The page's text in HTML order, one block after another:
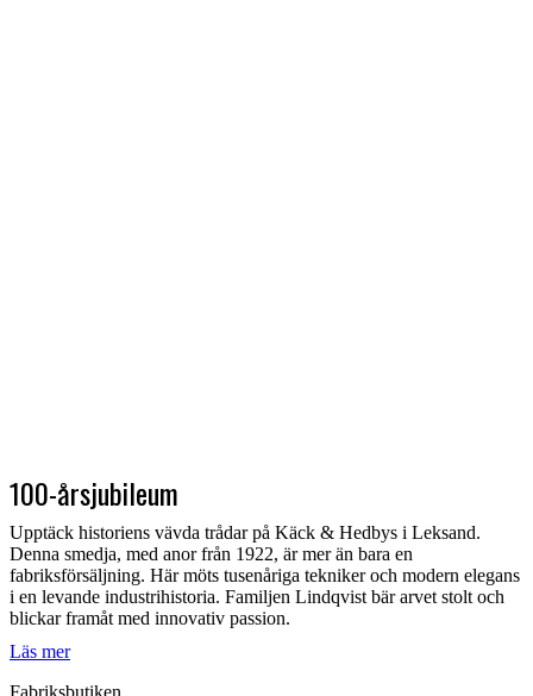
100-årsjubileum
Upptäck historiens vävda trådar på Käck & Hedbys i Leksand.
Denna smedja, med anor från 1922, är mer än bara en
fabriksförsäljning. Här möts tusenåriga tekniker och modern elegans
i en levande industrihistoria. Familjen Lindqvist bär arvet stolt och
blickar framåt med innovativ passion.
Läs mer
Fabriksbutiken